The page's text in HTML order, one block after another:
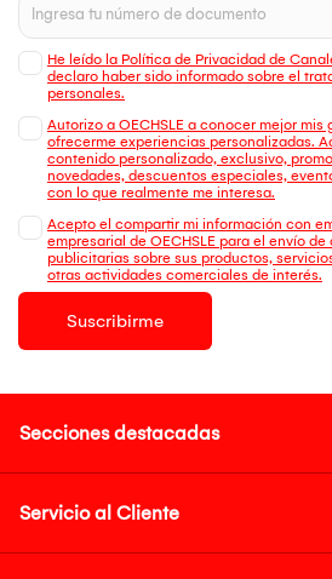
He leído la Política de Privacidad de
declaro haber sido informado sobre el
personales.
Autorizo a OECHSLE a conocer mejor
ofrecerme experiencias personalizadas.
contenido personalizado, exclusivo,
novedades, descuentos especiales,
con lo que realmente me interesa.
Acepto el compartir mi información con
empresarial de OECHSLE para el envío
publicitarias sobre sus productos,
otras actividades comerciales de interés.
Suscribirme
Secciones destacadas
Servicio al Cliente